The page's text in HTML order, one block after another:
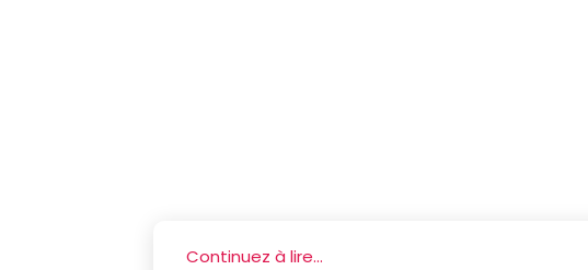
Continuez à lire...